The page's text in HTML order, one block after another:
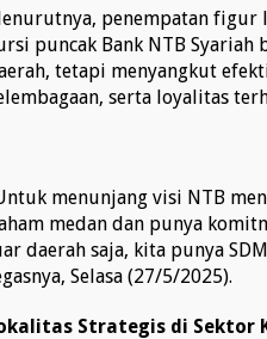
penempatan figur
puncak Bank NTB Syariah
tetapi menyangkut
serta loyalitas
menunjang visi NTB
medan dan punya
daerah saja, kita punya
Selasa (27/5/2025).
Strategis di Sektor